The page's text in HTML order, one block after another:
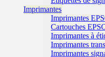
Imprimantes
Imprimantes
Cartouches
Imprimantes à
Imprimantes
Imprimantes